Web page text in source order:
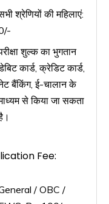
श्रेणियों की महिलाएं:
शुल्क का भुगतान
कार्ड, क्रेडिट कार्ड,
बैंकिंग, ई-चालान के
से किया जा सकता
Fee:
/ OBC /